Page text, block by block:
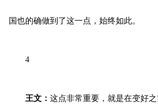
国也的确做到了这一点，始终如此。
4
王文： 这点非常重要，就是在变好